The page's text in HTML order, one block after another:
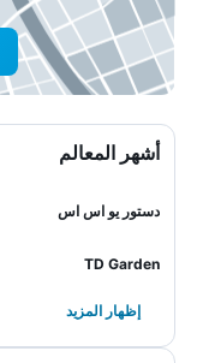
أشهر المعالم
دستور يو اس اس
TD Garden
إظهار المزيد